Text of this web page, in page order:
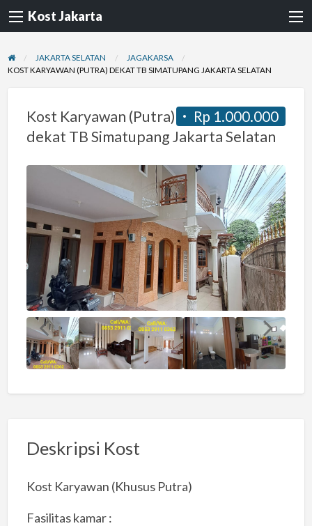
Kost Jakarta
JAKARTA SELATAN
JAGAKARSA
KOST KARYAWAN (PUTRA) DEKAT TB SIMATUPANG JAKARTA SELATAN
Rp 1.000.000
Kost Karyawan (Putra)
dekat TB Simatupang Jakarta Selatan
Deskripsi Kost
Kost Karyawan (Khusus Putra)
Fasilitas kamar :